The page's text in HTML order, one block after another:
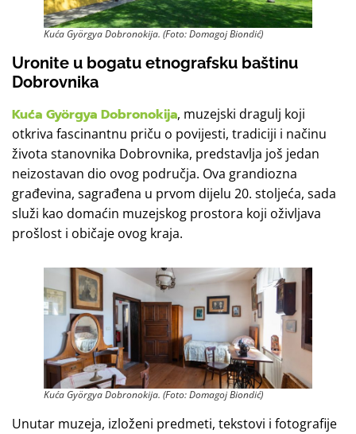
Kuća Györgya Dobronokija. (Foto: Domagoj Biondić)
Uronite u bogatu etnografsku baštinu
Dobrovnika
Kuća Györgya Dobronokija, muzejski dragulj koji
otkriva fascinantnu priču o povijesti, tradiciji i načinu
života stanovnika Dobrovnika, predstavlja još jedan
neizostavan dio ovog područja. Ova grandiozna
građevina, sagrađena u prvom dijelu 20. stoljeća, sada
služi kao domaćin muzejskog prostora koji oživljava
prošlost i običaje ovog kraja.
Kuća Györgya Dobronokija. (Foto: Domagoj Biondić)
Unutar muzeja, izloženi predmeti, tekstovi i fotografije